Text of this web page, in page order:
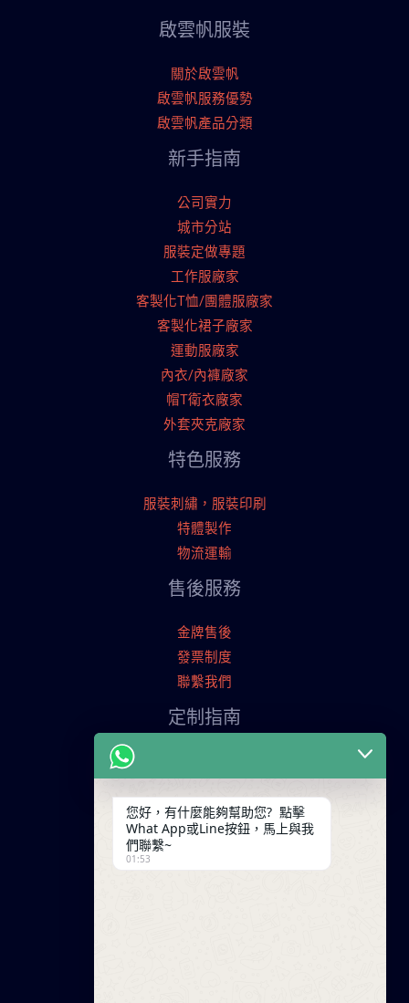
啟雲帆服裝
關於啟雲帆
啟雲帆服務優勢
啟雲帆產品分類
新手指南
公司實力
城市分站
服裝定做專題
工作服廠家
客製化T恤/團體服廠家
客製化裙子廠家
運動服廠家
內衣/內褲廠家
帽T衛衣廠家
外套夾克廠家
特色服務
服裝刺繡，服裝印刷
特體製作
物流運輸
售後服務
金牌售後
發票制度
聯繫我們
定制指南
交易條款
聯繫我們
您好，有什麼能夠幫助您? 點擊
What App或Line按鈕，馬上與我
們聯繫~
01:53